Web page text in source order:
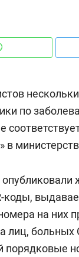
по
» в
коды,
на них
лиц, больных
порядковые
Рекомендуем
когда